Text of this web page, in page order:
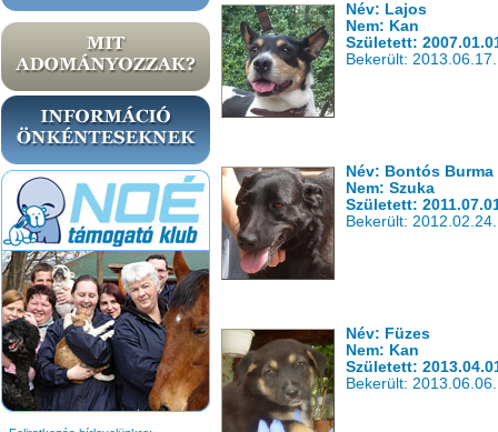
Név: Lajos
Nem: Kan
Született:
Bekerült: 2013.06.17.
Név: Bontós Burma
Nem: Szuka
Született:
Bekerült: 2012.02.24.
Név: Füzes
Nem: Kan
Született:
Bekerült: 2013.06.06.